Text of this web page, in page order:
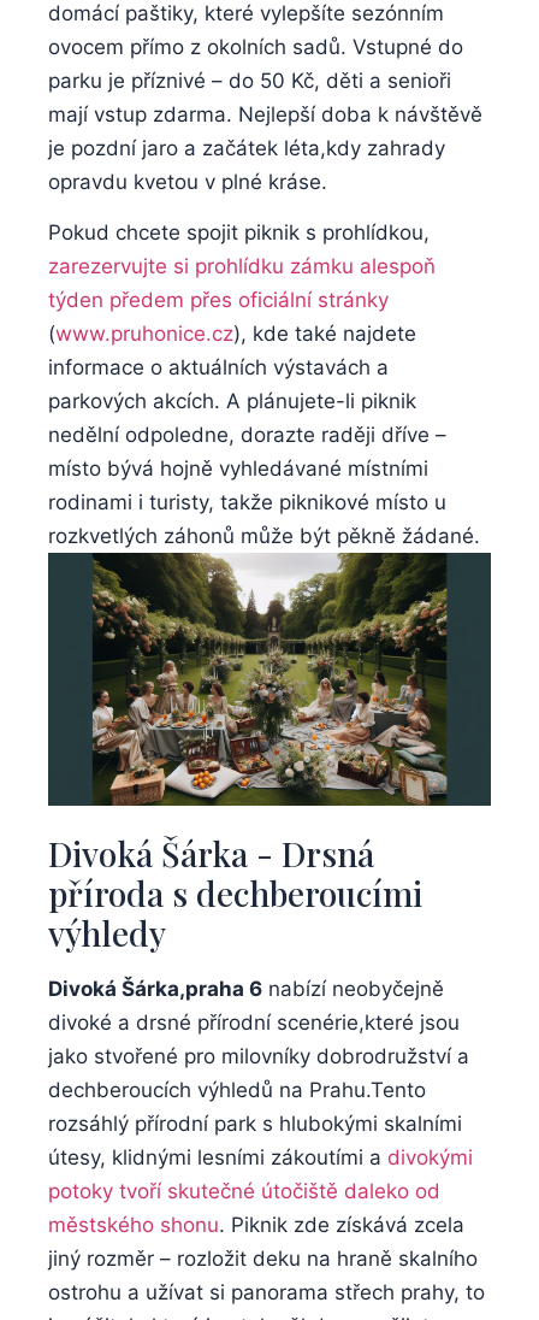
domácí paštiky, které ​vylepšíte sezónním‌
ovocem ⁣přímo z ⁣okolních ​sadů. ​Vstupné do
parku je příznivé – do⁢ 50 ‌Kč, děti a senioři
mají⁣ vstup zdarma. Nejlepší doba k návštěvě
je pozdní ​jaro‍ a začátek‌ léta,kdy zahrady
‌opravdu kvetou v plné kráse.
Pokud​ chcete spojit piknik s prohlídkou,
zarezervujte si prohlídku zámku alespoň
týden předem přes oficiální stránky
⁣(www.pruhonice.cz), kde‌ také najdete⁢
informace o aktuálních výstavách a
parkových ⁢akcích. A plánujete-li piknik
nedělní odpoledne, dorazte raději‍ dříve –
místo bývá​ hojně vyhledávané místními
rodinami i turisty, takže⁢ piknikové místo u
rozkvetlých ‌záhonů⁢ může ⁤být‍ pěkně žádané.
Divoká ⁤Šárka ⁢- Drsná
‌příroda s⁤ dechberoucími
výhledy
Divoká Šárka,praha 6 nabízí neobyčejně
divoké a drsné‌ přírodní scenérie,které jsou⁣
jako stvořené pro milovníky dobrodružství a
dechberoucích výhledů na Prahu.Tento
rozsáhlý⁣ přírodní park s hlubokými skalními
útesy, klidnými lesními ⁢zákoutími a divokými
potoky‍ tvoří skutečné⁤ útočiště‌ daleko od‍
městského shonu. Piknik zde ​získává zcela
jiný rozměr – rozložit ⁤deku na hraně skalního
ostrohu a užívat ⁤si ​panorama střech prahy, to